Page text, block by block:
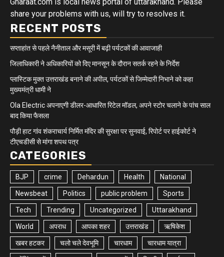
share your problems with us, will try to resolves it.
RECENT POSTS
सप्ताहांत से पहले नैनीताल और मसूरी में बढ़ी पर्यटकों की आवाजाही
जिलाधिकारी ने अधिकारियों को दिए मानसून के दौरान सतर्क रहने के निर्देश
प्लास्टिक मुक्त उत्तराखंड बनाने की अपील, पर्यटकों से जिम्मेदारी निभाने को कहा
मुख्यमंत्री धामी ने
Ola Electric अपनाएगी डीलर-आधारित रिटेल मॉडल, अपने स्टोर चलाने के पांच साल
बाद किया फैसला
पौड़ी हाट गांव शंकराचार्य निर्मित मंदिर की सुरक्षा पर सुनवाई, रिपोर्ट पर हाईकोर्ट ने
टीएचडीसी से मांगा शपथ पत्र
CATEGORIES
BJP crime Dehardun Health National
Newsbeat Politics public problem Sports
Tech Trending Uncategorized Uttarakhand
World अपराध आपका शहर उत्तराखंड ऋषिकेश
खबर हटकर चलो चले देवभूमि चारधाम चारधाम यात्रा